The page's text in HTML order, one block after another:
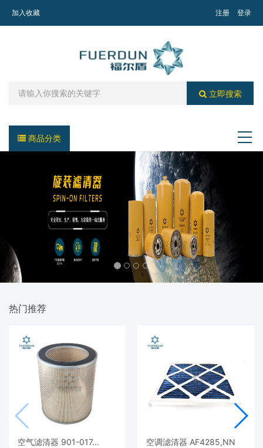
加入收藏 注册 登录
立即搜索
商品分类
热门推荐
空气滤清器 901-017...
空调滤清器 AF4285,NN